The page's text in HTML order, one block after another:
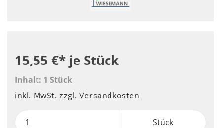
15,55 €* je Stück
Inhalt: 1 Stück
inkl. MwSt.zzgl. Versandkosten
Stück